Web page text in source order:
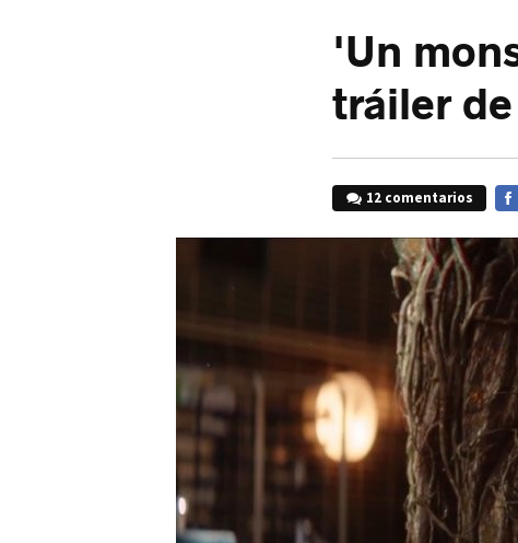
'Un
tráiler
12 comentarios